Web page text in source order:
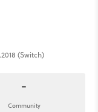
(Switch)
-
Community